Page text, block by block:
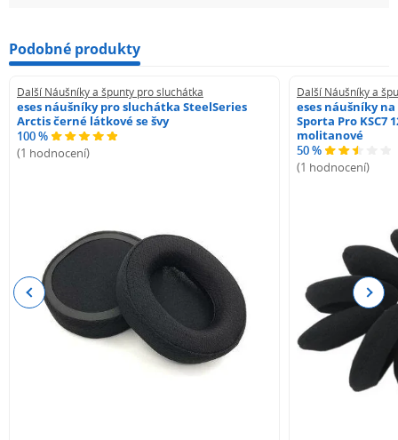
Podobné produkty
Další Náušníky a špunty pro sluchátka
eses náušníky pro sluchátka SteelSeries
Arctis černé látkové se švy
100 %
(1 hodnocení)
Další Náušníky a
eses náušníky
Sporta Pro KSC7
molitanové
50 %
(1 hodnocení)
Previous Next